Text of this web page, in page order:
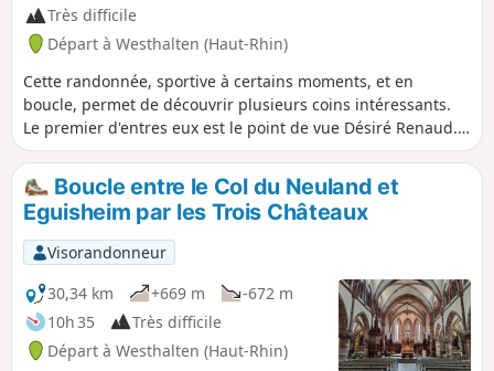
Très difficile
Départ à Westhalten (Haut-Rhin)
Cette randonnée, sportive à certains moments, et en
boucle, permet de découvrir plusieurs coins intéressants.
Le premier d'entres eux est le point de vue Désiré Renaud.
Viennent ensuite Notre-Dame de Schauenberg, le
Châtaigner du Schauenberg, le Rocher du Diable, le Rocher
du Coucou, l'église d'Osenbach, le Langenstein, le Val du
Pâtre avec son église et son cimetière militaire, le Rocher du
Grossfels et la Chapelle Ste-Lucie, Soultzmatt et le
Zinkoepfle. Bien sûr, pour apprécier ces points d'intérêts, il
ne faut pas hésiter à s'y arrêter. C'est une randonnée tout
en dent de scie, dont la dernière montée est la plus difficile.
La quasi-totalité du parcours se fait en forêt. Seul le dernier
quart est à découvert dans les vignes.
Boucle entre le Col du Neuland et
Eguisheim par les Trois Châteaux
Visorandonneur
30,34 km
+669 m
-672 m
10h 35
Très difficile
Départ à Westhalten (Haut-Rhin)